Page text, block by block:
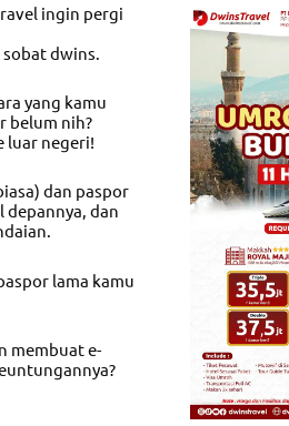
ingin pergi
dwins.
yang kamu
belum nih?
luar negeri!
dan paspor
depannya, dan
lama kamu
membuat e-